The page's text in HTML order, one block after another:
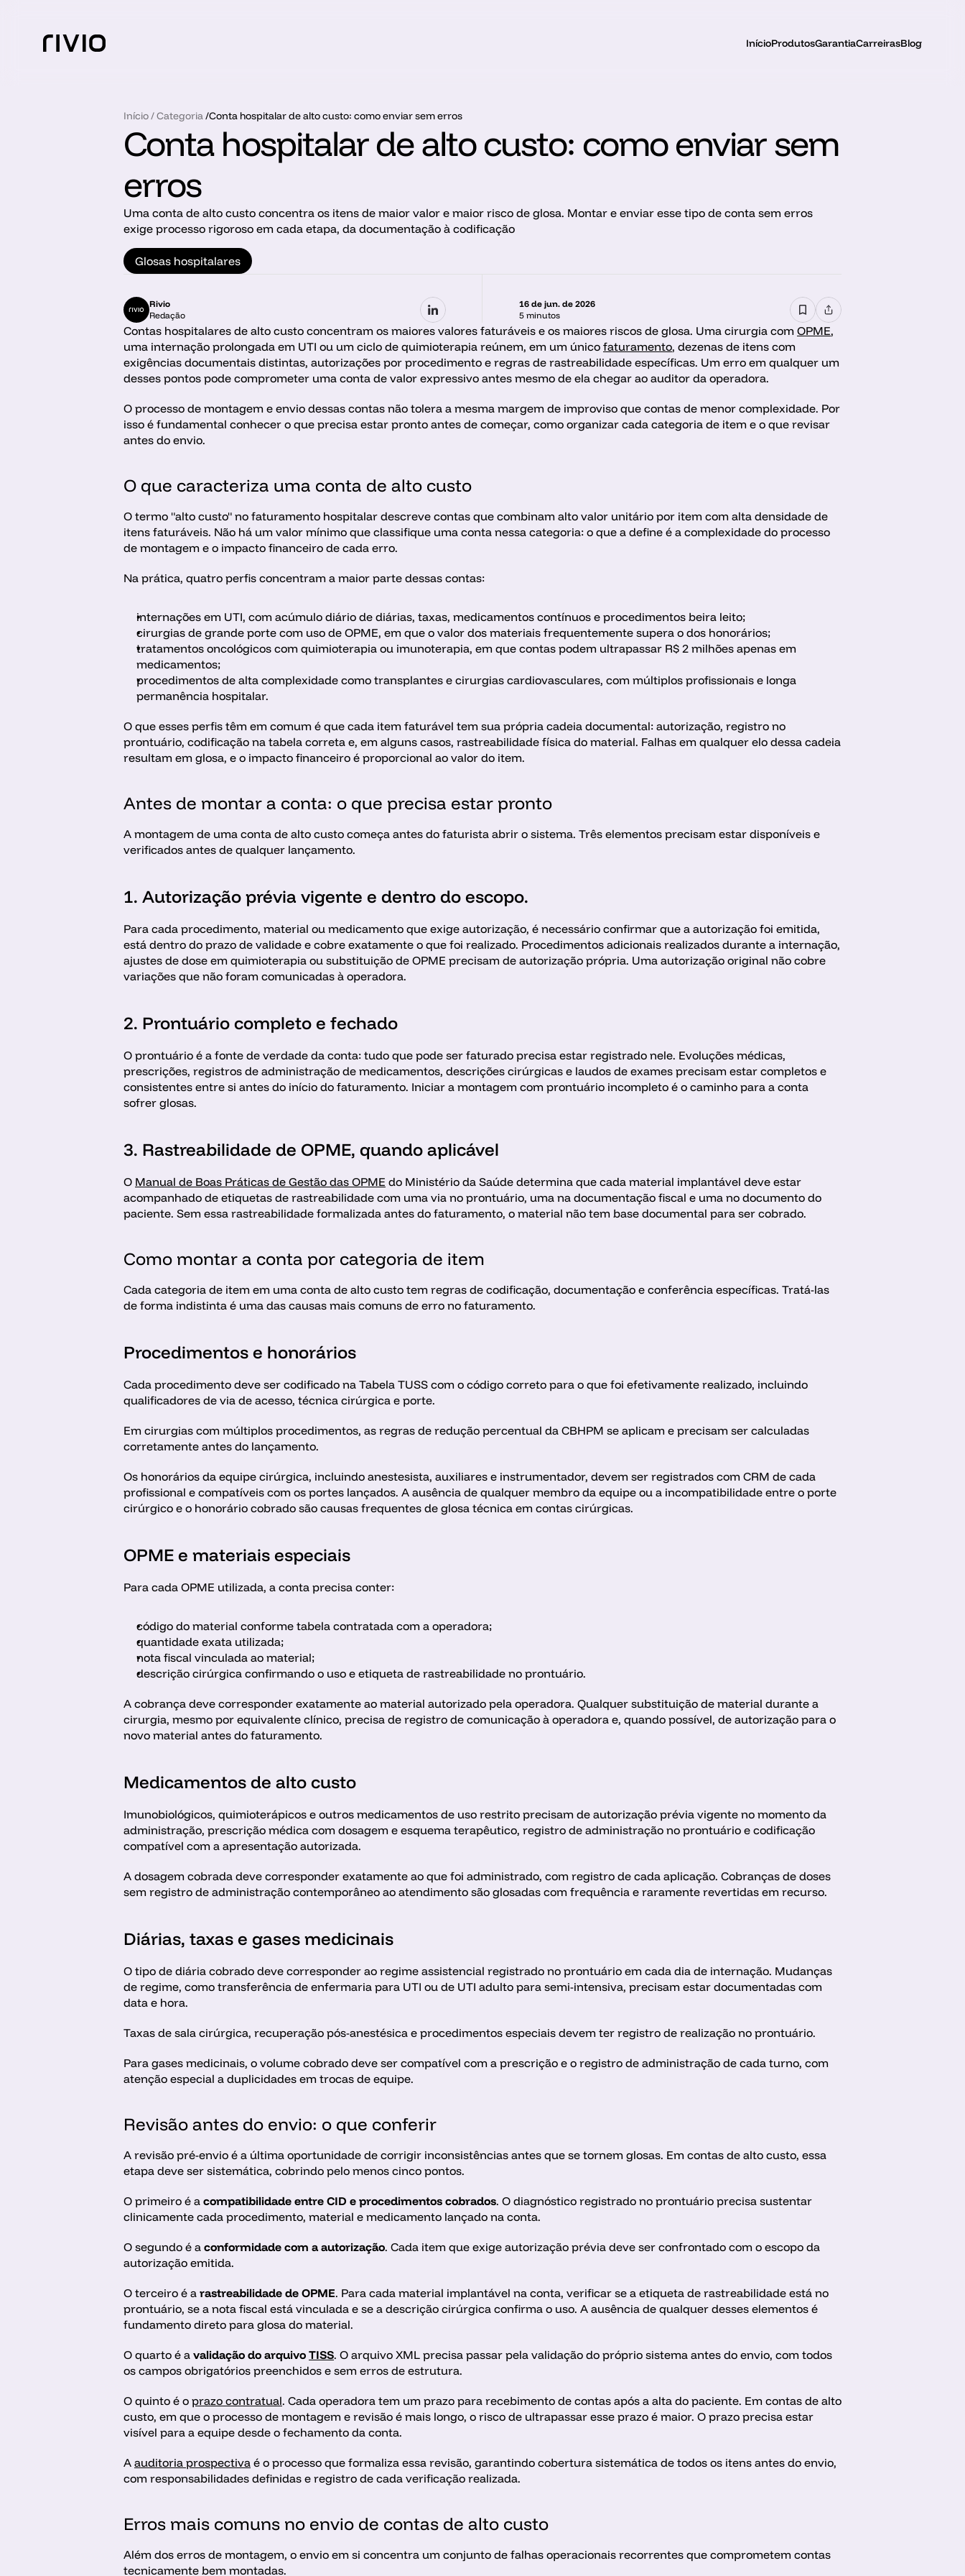
InícioProdutosGarantiaCarreirasBlog
Início / Categoria /Conta hospitalar de alto custo: como enviar sem erros
Conta hospitalar de alto custo: como enviar sem
erros
Uma conta de alto custo concentra os itens de maior valor e maior risco de glosa. Montar e enviar esse tipo de conta sem erros
exige processo rigoroso em cada etapa, da documentação à codificação
Glosas hospitalares
Rivio
Redação
16 de jun. de 2026
5 minutos
Contas hospitalares de alto custo concentram os maiores valores faturáveis e os maiores riscos de glosa. Uma cirurgia com OPME,
uma internação prolongada em UTI ou um ciclo de quimioterapia reúnem, em um único faturamento, dezenas de itens com
exigências documentais distintas, autorizações por procedimento e regras de rastreabilidade específicas. Um erro em qualquer um
desses pontos pode comprometer uma conta de valor expressivo antes mesmo de ela chegar ao auditor da operadora.
O processo de montagem e envio dessas contas não tolera a mesma margem de improviso que contas de menor complexidade. Por
isso é fundamental conhecer o que precisa estar pronto antes de começar, como organizar cada categoria de item e o que revisar
antes do envio.
O que caracteriza uma conta de alto custo
O termo "alto custo" no faturamento hospitalar descreve contas que combinam alto valor unitário por item com alta densidade de
itens faturáveis. Não há um valor mínimo que classifique uma conta nessa categoria: o que a define é a complexidade do processo
de montagem e o impacto financeiro de cada erro.
Na prática, quatro perfis concentram a maior parte dessas contas:
internações em UTI, com acúmulo diário de diárias, taxas, medicamentos contínuos e procedimentos beira leito;
cirurgias de grande porte com uso de OPME, em que o valor dos materiais frequentemente supera o dos honorários;
tratamentos oncológicos com quimioterapia ou imunoterapia, em que contas podem ultrapassar R$ 2 milhões apenas em
medicamentos;
procedimentos de alta complexidade como transplantes e cirurgias cardiovasculares, com múltiplos profissionais e longa
permanência hospitalar.
O que esses perfis têm em comum é que cada item faturável tem sua própria cadeia documental: autorização, registro no
prontuário, codificação na tabela correta e, em alguns casos, rastreabilidade física do material. Falhas em qualquer elo dessa cadeia
resultam em glosa, e o impacto financeiro é proporcional ao valor do item.
Antes de montar a conta: o que precisa estar pronto
A montagem de uma conta de alto custo começa antes do faturista abrir o sistema. Três elementos precisam estar disponíveis e
verificados antes de qualquer lançamento.
1. Autorização prévia vigente e dentro do escopo.
Para cada procedimento, material ou medicamento que exige autorização, é necessário confirmar que a autorização foi emitida,
está dentro do prazo de validade e cobre exatamente o que foi realizado. Procedimentos adicionais realizados durante a internação,
ajustes de dose em quimioterapia ou substituição de OPME precisam de autorização própria. Uma autorização original não cobre
variações que não foram comunicadas à operadora.
2. Prontuário completo e fechado
O prontuário é a fonte de verdade da conta: tudo que pode ser faturado precisa estar registrado nele. Evoluções médicas,
prescrições, registros de administração de medicamentos, descrições cirúrgicas e laudos de exames precisam estar completos e
consistentes entre si antes do início do faturamento. Iniciar a montagem com prontuário incompleto é o caminho para a conta
sofrer glosas.
3. Rastreabilidade de OPME, quando aplicável
O Manual de Boas Práticas de Gestão das OPME do Ministério da Saúde determina que cada material implantável deve estar
acompanhado de etiquetas de rastreabilidade com uma via no prontuário, uma na documentação fiscal e uma no documento do
paciente. Sem essa rastreabilidade formalizada antes do faturamento, o material não tem base documental para ser cobrado.
Como montar a conta por categoria de item
Cada categoria de item em uma conta de alto custo tem regras de codificação, documentação e conferência específicas. Tratá-las
de forma indistinta é uma das causas mais comuns de erro no faturamento.
Procedimentos e honorários
Cada procedimento deve ser codificado na Tabela TUSS com o código correto para o que foi efetivamente realizado, incluindo
qualificadores de via de acesso, técnica cirúrgica e porte.
Em cirurgias com múltiplos procedimentos, as regras de redução percentual da CBHPM se aplicam e precisam ser calculadas
corretamente antes do lançamento.
Os honorários da equipe cirúrgica, incluindo anestesista, auxiliares e instrumentador, devem ser registrados com CRM de cada
profissional e compatíveis com os portes lançados. A ausência de qualquer membro da equipe ou a incompatibilidade entre o porte
cirúrgico e o honorário cobrado são causas frequentes de glosa técnica em contas cirúrgicas.
OPME e materiais especiais
Para cada OPME utilizada, a conta precisa conter:
código do material conforme tabela contratada com a operadora;
quantidade exata utilizada;
nota fiscal vinculada ao material;
descrição cirúrgica confirmando o uso e etiqueta de rastreabilidade no prontuário.
A cobrança deve corresponder exatamente ao material autorizado pela operadora. Qualquer substituição de material durante a
cirurgia, mesmo por equivalente clínico, precisa de registro de comunicação à operadora e, quando possível, de autorização para o
novo material antes do faturamento.
Medicamentos de alto custo
Imunobiológicos, quimioterápicos e outros medicamentos de uso restrito precisam de autorização prévia vigente no momento da
administração, prescrição médica com dosagem e esquema terapêutico, registro de administração no prontuário e codificação
compatível com a apresentação autorizada.
A dosagem cobrada deve corresponder exatamente ao que foi administrado, com registro de cada aplicação. Cobranças de doses
sem registro de administração contemporâneo ao atendimento são glosadas com frequência e raramente revertidas em recurso.
Diárias, taxas e gases medicinais
O tipo de diária cobrado deve corresponder ao regime assistencial registrado no prontuário em cada dia de internação. Mudanças
de regime, como transferência de enfermaria para UTI ou de UTI adulto para semi-intensiva, precisam estar documentadas com
data e hora.
Taxas de sala cirúrgica, recuperação pós-anestésica e procedimentos especiais devem ter registro de realização no prontuário.
Para gases medicinais, o volume cobrado deve ser compatível com a prescrição e o registro de administração de cada turno, com
atenção especial a duplicidades em trocas de equipe.
Revisão antes do envio: o que conferir
A revisão pré-envio é a última oportunidade de corrigir inconsistências antes que se tornem glosas. Em contas de alto custo, essa
etapa deve ser sistemática, cobrindo pelo menos cinco pontos.
O primeiro é a compatibilidade entre CID e procedimentos cobrados. O diagnóstico registrado no prontuário precisa sustentar
clinicamente cada procedimento, material e medicamento lançado na conta.
O segundo é a conformidade com a autorização. Cada item que exige autorização prévia deve ser confrontado com o escopo da
autorização emitida.
O terceiro é a rastreabilidade de OPME. Para cada material implantável na conta, verificar se a etiqueta de rastreabilidade está no
prontuário, se a nota fiscal está vinculada e se a descrição cirúrgica confirma o uso. A ausência de qualquer desses elementos é
fundamento direto para glosa do material.
O quarto é a validação do arquivo TISS. O arquivo XML precisa passar pela validação do próprio sistema antes do envio, com todos
os campos obrigatórios preenchidos e sem erros de estrutura.
O quinto é o prazo contratual. Cada operadora tem um prazo para recebimento de contas após a alta do paciente. Em contas de alto
custo, em que o processo de montagem e revisão é mais longo, o risco de ultrapassar esse prazo é maior. O prazo precisa estar
visível para a equipe desde o fechamento da conta.
A auditoria prospectiva é o processo que formaliza essa revisão, garantindo cobertura sistemática de todos os itens antes do envio,
com responsabilidades definidas e registro de cada verificação realizada.
Erros mais comuns no envio de contas de alto custo
Além dos erros de montagem, o envio em si concentra um conjunto de falhas operacionais recorrentes que comprometem contas
tecnicamente bem montadas.